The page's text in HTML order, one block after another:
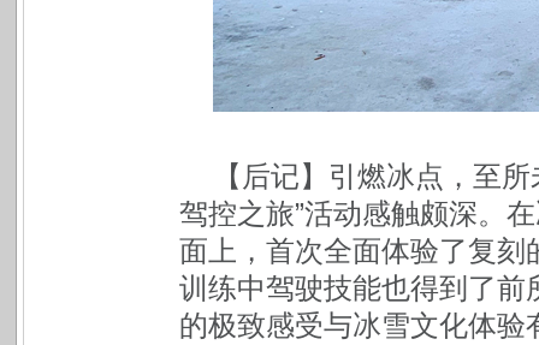
【后记】引燃冰点，至
驾控之旅”活动感触颇深。
面上，首次全面体验了复
训练中驾驶技能也得到了
的极致感受与冰雪文化体